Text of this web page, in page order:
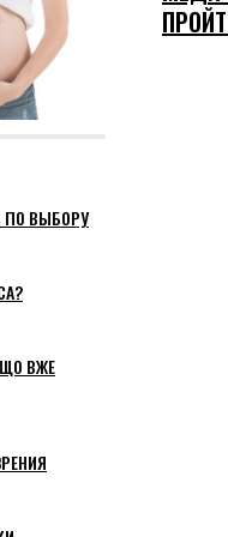
ПО ВЫБОРУ
ВЖЕ